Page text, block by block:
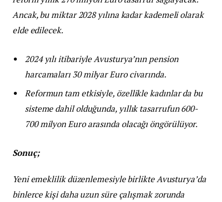
Ancak, bu miktar 2028 yılına kadar kademeli olarak
elde edilecek.
2024 yılı itibariyle Avusturya’nın pension
harcamaları 30 milyar Euro civarında.
Reformun tam etkisiyle, özellikle kadınlar da bu
sisteme dahil olduğunda, yıllık tasarrufun 600-
700 milyon Euro arasında olacağı öngörülüyor.
Sonuç;
Yeni emeklilik düzenlemesiyle birlikte Avusturya’da
binlerce kişi daha uzun süre çalışmak zorunda